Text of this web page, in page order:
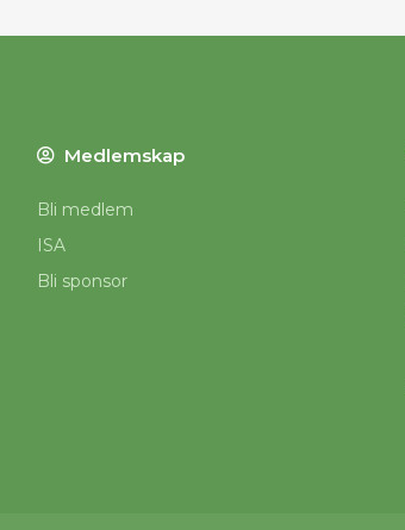
Medlemskap
Bli medlem
ISA
Bli sponsor